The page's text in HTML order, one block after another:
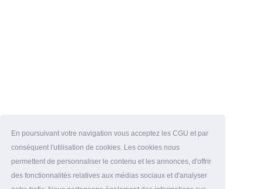
En poursuivant votre navigation vous acceptez les CGU et par
conséquent l'utilisation de cookies. Les cookies nous
permettent de personnaliser le contenu et les annonces, d'offrir
des fonctionnalités relatives aux médias sociaux et d'analyser